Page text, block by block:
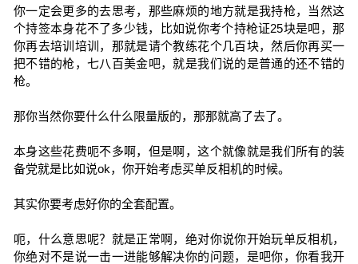
你一定会更多的去思考，那些麻烦的地方就是我持枪，当然这
个持签本身花不了多少钱，比如说你考个持枪证25块是吧，那
你再去培训培训，那就是请个教练花个几百块，然后你再买一
把不错的枪，七八百美金吧，就是我们说的是普通的还不错的
枪。
那你当然你要什么什么限量版的，那那就高了去了。
本身这些花费呃不多啊，但是啊，这个就像就是我们所有的装
备党就是比如说ok，你开始考虑买单反相机的时候。
其实你要考虑好你的全套配置。
呃，什么意思呢？就是正常啊，绝对你说你开始玩单反相机，
你绝对不是说一击一进能够解决你的问题，是吧你，你看我开